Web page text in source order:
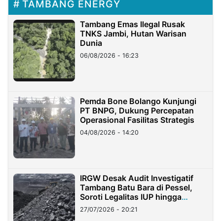
TAMBANG ENERGY
Tambang Emas Ilegal Rusak
TNKS Jambi, Hutan Warisan
Dunia
06/08/2026 - 16:23
Pemda Bone Bolango Kunjungi
PT BNPG, Dukung Percepatan
Operasional Fasilitas Strategis
04/08/2026 - 14:20
IRGW Desak Audit Investigatif
Tambang Batu Bara di Pessel,
Soroti Legalitas IUP hingga
Stockpile
27/07/2026 - 20:21